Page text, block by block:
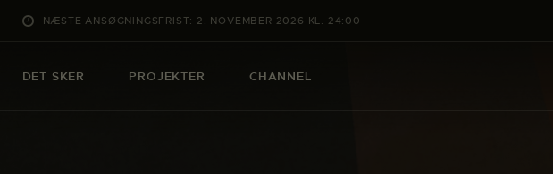
NÆSTE ANSØGNINGSFRIST: 2. NOVEMBER 2026 KL. 24:00
DET SKER PROJEKTER CHANNEL